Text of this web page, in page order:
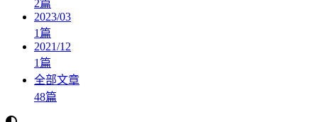
2篇
2023/03
1篇
2021/12
1篇
全部文章
48篇